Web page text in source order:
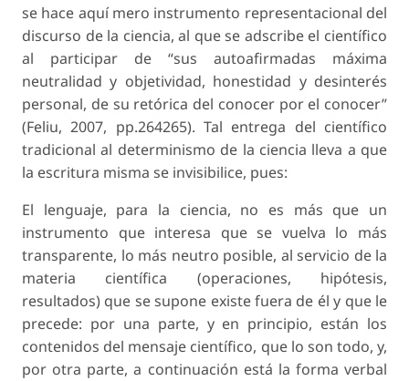
se hace aquí mero instrumento representacional del
discurso de la ciencia, al que se adscribe el científico
al participar de “sus autoafirmadas máxima
neutralidad y objetividad, honestidad y desinterés
personal, de su retórica del conocer por el conocer”
(Feliu, 2007, pp.264265). Tal entrega del científico
tradicional al determinismo de la ciencia lleva a que
la escritura misma se invisibilice, pues:
El lenguaje, para la ciencia, no es más que un
instrumento que interesa que se vuelva lo más
transparente, lo más neutro posible, al servicio de la
materia científica (operaciones, hipótesis,
resultados) que se supone existe fuera de él y que le
precede: por una parte, y en principio, están los
contenidos del mensaje científico, que lo son todo, y,
por otra parte, a continuación está la forma verbal